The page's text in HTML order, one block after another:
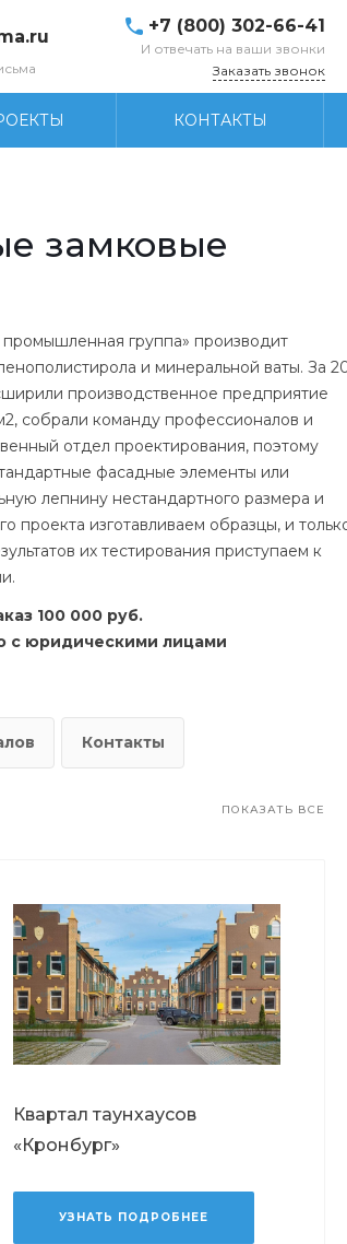
+7 (800) 302-66-41
И отвечать на ваши звонки
Заказать звонок
КОНТАКТЫ
замковые
группа» производит
и минеральной ваты. За
производственное предприятие
собрали команду профессионалов и
отдел проектирования, поэтому
фасадные элементы или
лепнину нестандартного размера и
проекта изготавливаем образцы, и
их тестирования приступаем к
100 000 руб.
с юридическими лицами
Контакты
ПОКАЗАТЬ ВСЕ
Квартал таунхаусов
«Кронбург»
УЗНАТЬ ПОДРОБНЕЕ